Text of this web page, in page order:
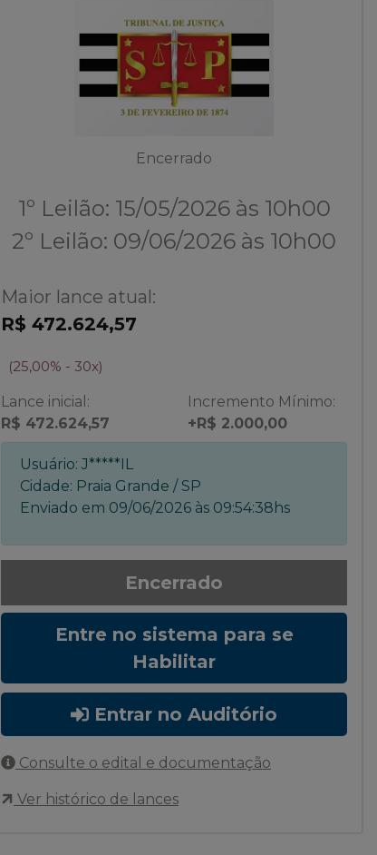
Encerrado
1º Leilão: 15/05/2026 às 10h00
2º Leilão: 09/06/2026 às 10h00
Maior lance atual:
R$ 472.624,57
(25,00% - 30x)
Lance inicial:
R$ 472.624,57
Incremento Mínimo:
+R$ 2.000,00
Usuário: J*****IL
Cidade: Praia Grande / SP
Enviado em 09/06/2026 às 09:54:38hs
Encerrado
Entre no sistema para se
Habilitar
Entrar no Auditório
Consulte o edital e documentação
Ver histórico de lances